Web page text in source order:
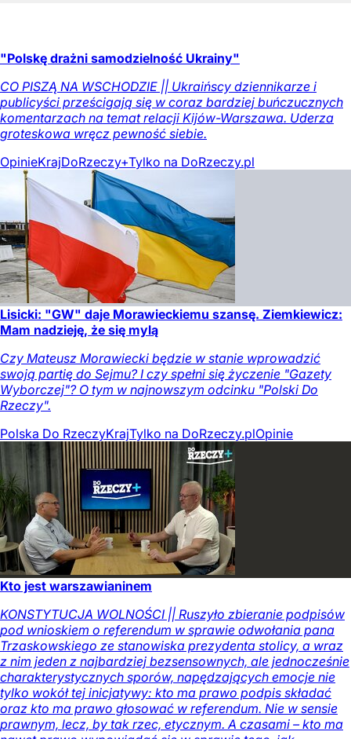
"Polskę drażni samodzielność Ukrainy"
CO PISZĄ NA WSCHODZIE || Ukraińscy dziennikarze i
publicyści prześcigają się w coraz bardziej buńczucznych
komentarzach na temat relacji Kijów-Warszawa. Uderza
groteskowa wręcz pewność siebie.
OpinieKrajDoRzeczy+Tylko na DoRzeczy.pl
Lisicki: "GW" daje Morawieckiemu szansę. Ziemkiewicz:
Mam nadzieję, że się mylą
Czy Mateusz Morawiecki będzie w stanie wprowadzić
swoją partię do Sejmu? I czy spełni się życzenie "Gazety
Wyborczej"? O tym w najnowszym odcinku "Polski Do
Rzeczy".
Polska Do RzeczyKrajTylko na DoRzeczy.plOpinie
Kto jest warszawianinem
KONSTYTUCJA WOLNOŚCI || Ruszyło zbieranie podpisów
pod wnioskiem o referendum w sprawie odwołania pana
Trzaskowskiego ze stanowiska prezydenta stolicy, a wraz
z nim jeden z najbardziej bezsensownych, ale jednocześnie
charakterystycznych sporów, napędzających emocje nie
tylko wokół tej inicjatywy: kto ma prawo podpis składać
oraz kto ma prawo głosować w referendum. Nie w sensie
prawnym, lecz, by tak rzec, etycznym. A czasami – kto ma